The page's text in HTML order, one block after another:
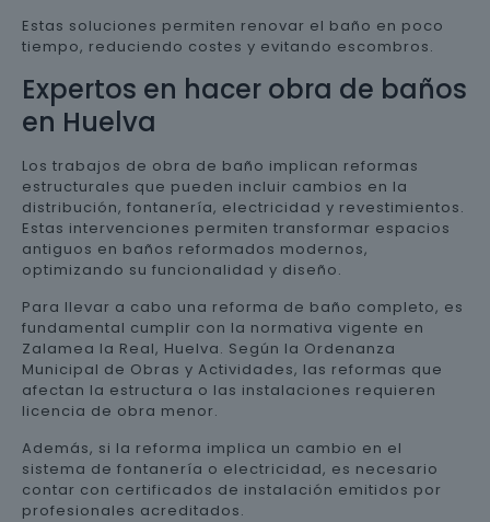
Estas soluciones permiten renovar el baño en poco
tiempo, reduciendo costes y evitando escombros.
Expertos en hacer obra de baños
en Huelva
Los trabajos de obra de baño implican reformas
estructurales que pueden incluir cambios en la
distribución, fontanería, electricidad y revestimientos.
Estas intervenciones permiten transformar espacios
antiguos en baños reformados modernos,
optimizando su funcionalidad y diseño.
Para llevar a cabo una reforma de baño completo, es
fundamental cumplir con la normativa vigente en
Zalamea la Real, Huelva. Según la Ordenanza
Municipal de Obras y Actividades, las reformas que
afectan la estructura o las instalaciones requieren
licencia de obra menor.
Además, si la reforma implica un cambio en el
sistema de fontanería o electricidad, es necesario
contar con certificados de instalación emitidos por
profesionales acreditados.